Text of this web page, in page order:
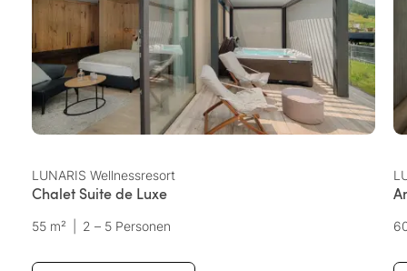
LUNARIS Wellnessresort
Chalet Suite de Luxe
55 m² 2 – 5 Personen